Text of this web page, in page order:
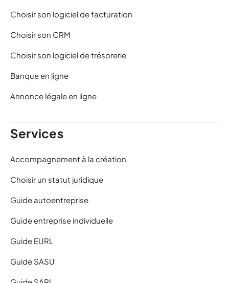
Choisir son logiciel de facturation
Choisir son CRM
Choisir son logiciel de trésorerie
Banque en ligne
Annonce légale en ligne
Services
Accompagnement à la création
Choisir un statut juridique
Guide autoentreprise
Guide entreprise individuelle
Guide EURL
Guide SASU